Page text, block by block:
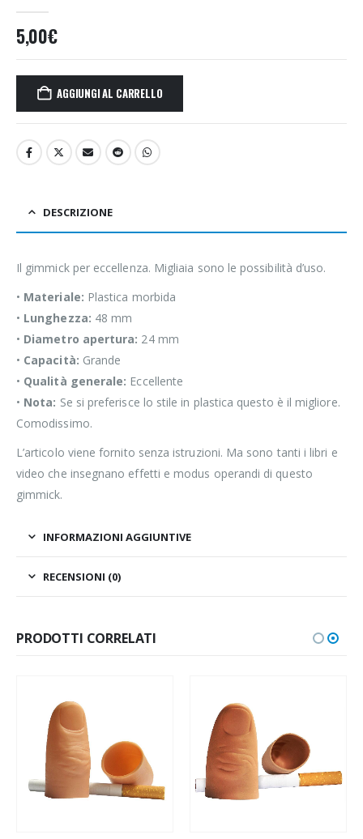
5,00€
AGGIUNGI AL CARRELLO
DESCRIZIONE
Il gimmick per eccellenza. Migliaia sono le possibilità d’uso.
• Materiale: Plastica morbida
• Lunghezza: 48 mm
• Diametro apertura: 24 mm
• Capacità: Grande
• Qualità generale: Eccellente
• Nota: Se si preferisce lo stile in plastica questo è il migliore.
Comodissimo.
L’articolo viene fornito senza istruzioni. Ma sono tanti i libri e
video che insegnano effetti e modus operandi di questo
gimmick.
INFORMAZIONI AGGIUNTIVE
RECENSIONI (0)
PRODOTTI CORRELATI